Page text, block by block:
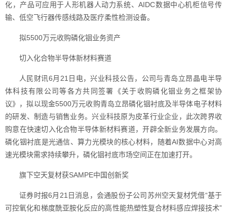
化，产品可应用于人形机器人动力系统、AIDC数据中心机柜信号传
输、低空飞行器传感线路及医疗柔性检测设备。
拟5500万元收购磷化铟业务资产
切入化合物半导体新材料赛道
人民财讯6月21日电，兴业科技公告，公司与青岛立昂晶电半导
体科技有限公司等各方共同签署《关于收购磷化铟业务之框架协
议》，拟以现金5500万元收购青岛立昂磷化铟衬底及半导体电子材料
的研发、制造与销售业务。兴业科技原为皮革行业企业，此次跨界收
购意在快速切入化合物半导体新材料赛道，开辟全新业务发展方向。
磷化铟衬底是光通信、算力光模块的核心材料，随着AI数据中心对高
速光模块需求持续攀升，磷化铟衬底市场空间正在加速打开。
旗下空天复材获SAMPE中国创新奖
证券时报6月21日消息，会通股份子公司苏州空天复材凭借“基于
可控氧化和梯度酰亚胺化反应的高性能热塑性复合材料感应焊接技术”